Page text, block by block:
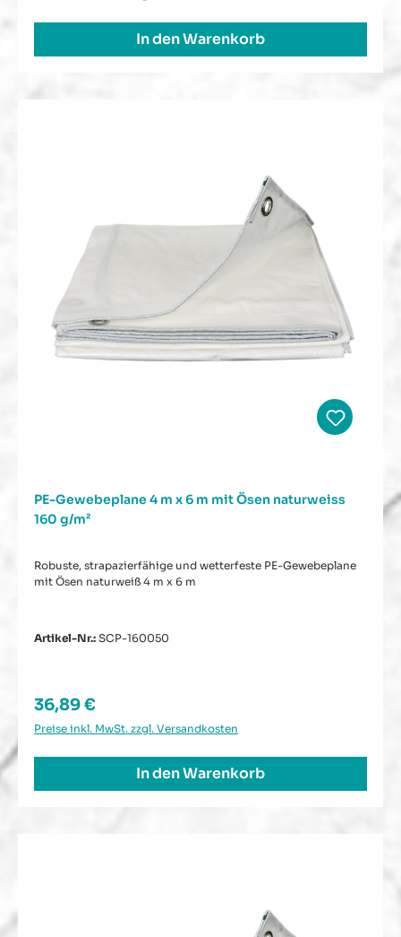
In den Warenkorb
PE-Gewebeplane 4 m x 6 m mit Ösen naturweiss
160 g/m²
Robuste, strapazierfähige und wetterfeste PE-Gewebeplane
mit Ösen naturweiß 4 m x 6 m
Artikel-Nr.: SCP-160050
Regulärer Preis:
36,89 €
Preise inkl. MwSt. zzgl. Versandkosten
In den Warenkorb